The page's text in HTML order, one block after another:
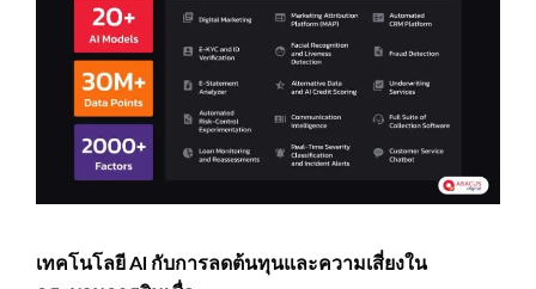
เทคโนโลยี AI กับการลดต้นทุนและความเสี่ยงใน